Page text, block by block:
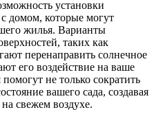
установки
домом, которые могут
жилья. Варианты
таких как
перенаправить солнечное
его воздействие на ваше
не только сократить
вашего сада, создавая
свежем воздухе.